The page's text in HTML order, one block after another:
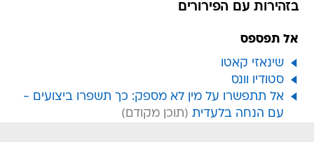
בזהירות עם הפירורים
אל תפספס
שינאזי קאטו
סטודיו וונס
אל תתפשרו על מין לא מספק: כך תשפרו ביצועים -
עם הנחה בלעדית